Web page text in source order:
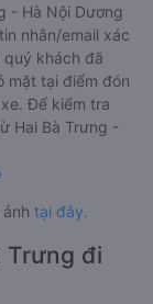
- Hà Nội Dương
nhắn/email xác
quý khách đã
mặt tại điểm đón
Để kiểm tra
Hai Bà Trưng -
tại đây.
Trưng đi